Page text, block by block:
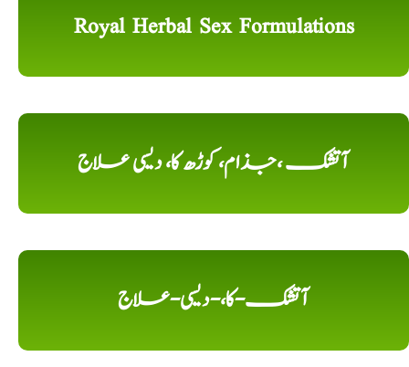
Royal Herbal Sex Formulations
آتشک ،جذام، کوڑھ کا، دیسی علاج
آتشک-کا،-دیسی-علاج